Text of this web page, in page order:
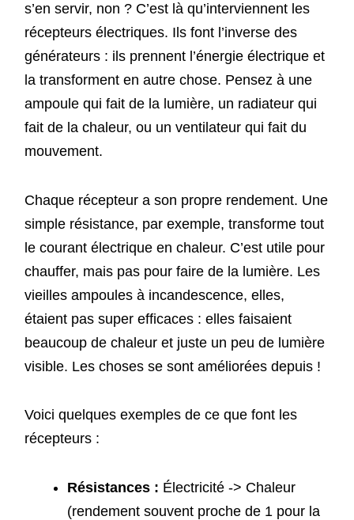
s’en servir, non ? C’est là qu’interviennent les
récepteurs électriques. Ils font l’inverse des
générateurs : ils prennent l’énergie électrique et
la transforment en autre chose. Pensez à une
ampoule qui fait de la lumière, un radiateur qui
fait de la chaleur, ou un ventilateur qui fait du
mouvement.
Chaque récepteur a son propre rendement. Une
simple résistance, par exemple, transforme tout
le courant électrique en chaleur. C’est utile pour
chauffer, mais pas pour faire de la lumière. Les
vieilles ampoules à incandescence, elles,
étaient pas super efficaces : elles faisaient
beaucoup de chaleur et juste un peu de lumière
visible. Les choses se sont améliorées depuis !
Voici quelques exemples de ce que font les
récepteurs :
Résistances : Électricité -> Chaleur
(rendement souvent proche de 1 pour la